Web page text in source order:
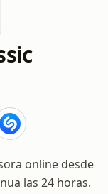
online desde
las 24 horas.